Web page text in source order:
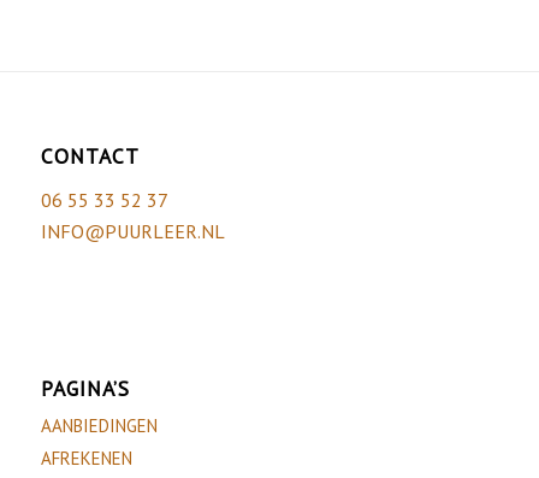
CONTACT
06 55 33 52 37
INFO@PUURLEER.NL
PAGINA’S
AANBIEDINGEN
AFREKENEN